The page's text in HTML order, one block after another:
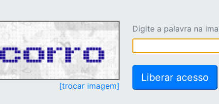
[trocar imagem]
Digite a palavra na